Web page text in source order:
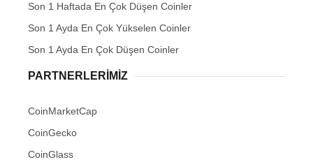
Son 1 Haftada En Çok Düşen Coinler
Son 1 Ayda En Çok Yükselen Coinler
Son 1 Ayda En Çok Düşen Coinler
PARTNERLERIMIZ
CoinMarketCap
CoinGecko
CoinGlass